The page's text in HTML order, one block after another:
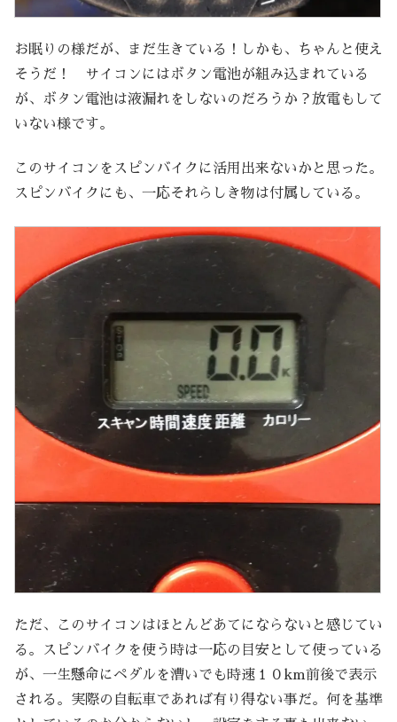
お眠りの様だが、まだ生きている！しかも、ちゃんと使え
そうだ！ サイコンにはボタン電池が組み込まれている
が、ボタン電池は液漏れをしないのだろうか？放電もして
いない様です。
このサイコンをスピンバイクに活用出来ないかと思った。
スピンバイクにも、一応それらしき物は付属している。
ただ、このサイコンはほとんどあてにならないと感じてい
る。スピンバイクを使う時は一応の目安として使っている
が、一生懸命にペダルを漕いでも時速１０km前後で表示
される。実際の自転車であれば有り得ない事だ。何を基準